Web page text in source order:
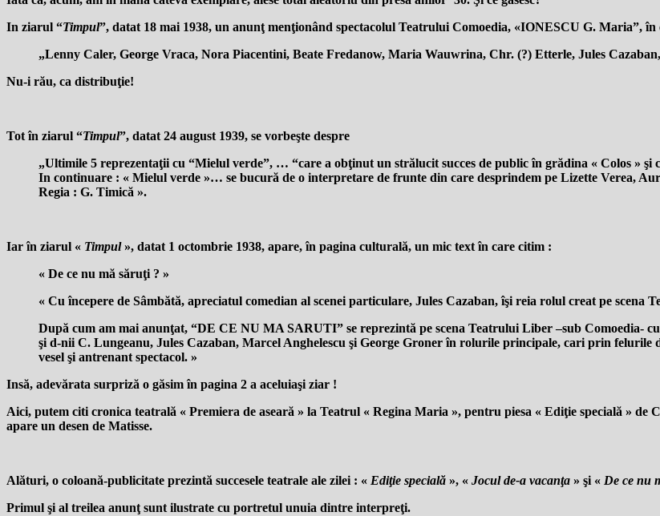
In ziarul “Timpul”, datat 18 mai 1938, un anunţ menţionând spectacolul Teatrului Comoedia, «IONESCU G. Maria”, în
„Lenny Caler, George Vraca, Nora Piacentini, Beate Fredanow, Maria Wauwrina, Chr. (?) Etterle, Jules Cazaban,
Nu-i rău, ca distribuţie!
Tot în ziarul “Timpul”, datat 24 august 1939, se vorbeşte despre
„Ultimile 5 reprezentaţii cu “Mielul verde”, … “care a obţinut un strălucit succes de public în grădina « Colos »
In continuare : « Mielul verde »… se bucură de o interpretare de frunte din care desprindem pe Lizette Verea,
Regia : G. Timică ».
Iar în ziarul « Timpul», datat 1 octombrie 1938, apare, în pagina culturală, un mic text în care citim :
« De ce nu mă săruţi ? »
« Cu începere de Sâmbătă, apreciatul comedian al scenei particulare, Jules Cazaban, îşi reia rolul creat pe
După cum am mai anunţat, “DE CE NU MA SARUTI” se reprezintă pe scena Teatrului Liber –sub Comoedia-
şi d-nii C. Lungeanu, Jules Cazaban, Marcel Anghelescu şi George Groner în rolurile principale, cari prin felurile
vesel şi antrenant spectacol. »
Insă, adevărata surpriză o găsim în pagina 2 a aceluiaşi ziar !
Aici, putem citi cronica teatrală « Premiera de aseară » la Teatrul « Regina Maria », pentru piesa « Ediţie specială »
apare un desen de Matisse.
Alături, o coloană-publicitate prezintă succesele teatrale ale zilei : « Ediţie specială », « Jocul de-a vacanţa » şi « De ce nu
Primul şi al treilea anunţ sunt ilustrate cu portretul unuia dintre interpreţi.